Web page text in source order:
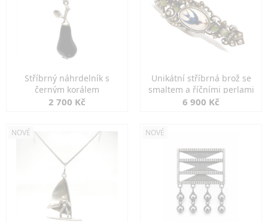
Stříbrný náhrdelník s
černým korálem
2 700 Kč
Unikátní stříbrná brož se
smaltem a říčními perlami
6 900 Kč
NOVÉ NOVÉ